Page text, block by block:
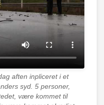
aften inpliceret i et
syd. 5 personer,
være kommet til